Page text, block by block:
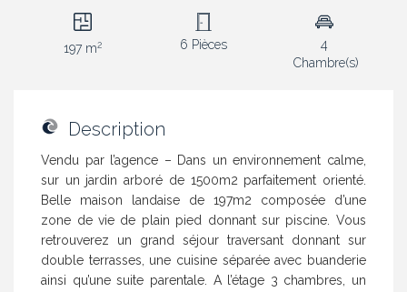
197 m2 6 Pièces
4
Chambre(s)
Description
Vendu par l’agence – Dans un environnement calme,
sur un jardin arboré de 1500m2 parfaitement orienté.
Belle maison landaise de 197m2 composée d’une
zone de vie de plain pied donnant sur piscine. Vous
retrouverez un grand séjour traversant donnant sur
double terrasses, une cuisine séparée avec buanderie
ainsi qu’une suite parentale. A l’étage 3 chambres, un